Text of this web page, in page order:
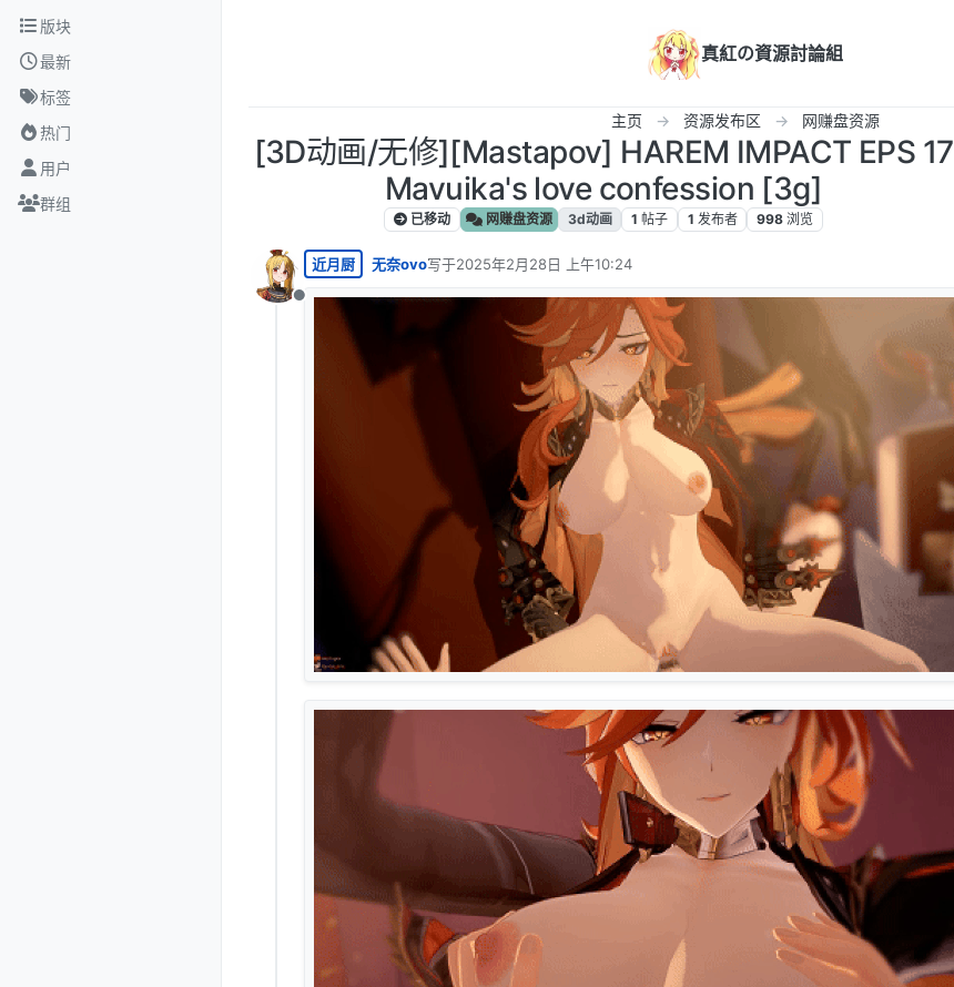
跳转至内容
版块
最新
标签
热门
用户
群组
真紅の資源討論組
主页 资源发布区 网赚盘资源
[3D动画/无修][Mastapov] HAREM IMPACT EPS 17
Mavuika's love confession [3g]
已移动 网赚盘资源 3d动画 1 帖子 1 发布者 998 浏览
离线
近月厨 无奈ovo写于2025年2月28日 上午10:24
最后由 编辑